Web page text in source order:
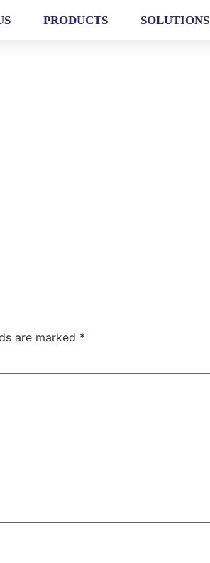
PRODUCTS SOLUTIONS
are marked *